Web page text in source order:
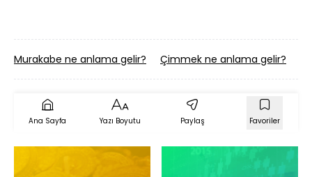
Murakabe ne anlama gelir? Çimmek ne anlama gelir?
Ana Sayfa Yazı Boyutu Paylaş Favoriler